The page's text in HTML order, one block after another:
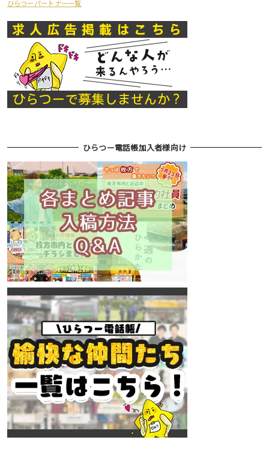
ひらつーパートナー一覧
ひらつー電話帳加入者様向け